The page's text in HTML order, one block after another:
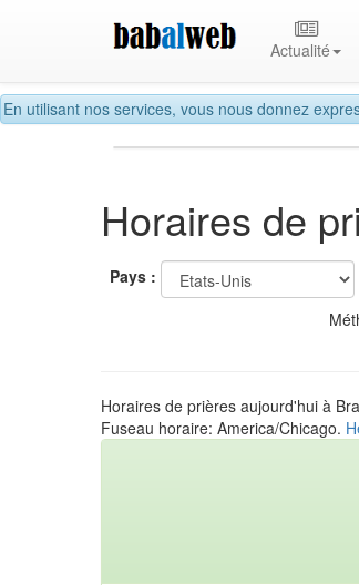
En utilisant nos services, vous nous donnez
Actualité
Horaires de
Pays :
Horaires de prières aujourd'hui à
Fuseau horaire: America/Chicago.